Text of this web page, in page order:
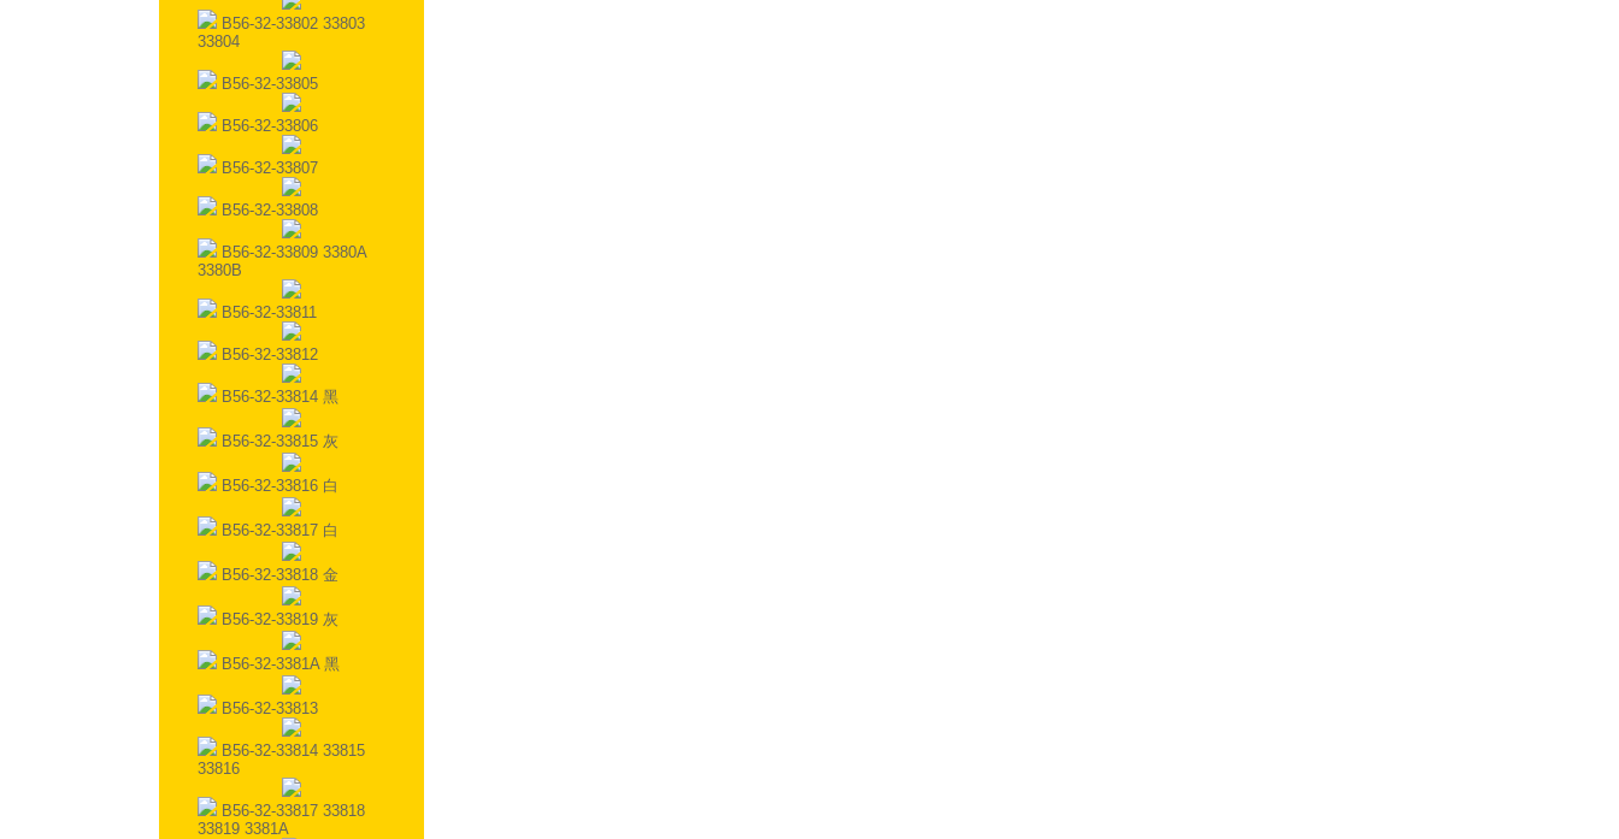
B56-32-33802 33803
33804
B56-32-33805
B56-32-33806
B56-32-33807
B56-32-33808
B56-32-33809 3380A
3380B
B56-32-33811
B56-32-33812
B56-32-33814 黑
B56-32-33815 灰
B56-32-33816 白
B56-32-33817 白
B56-32-33818 金
B56-32-33819 灰
B56-32-3381A 黑
B56-32-33813
B56-32-33814 33815
33816
B56-32-33817 33818
33819 3381A